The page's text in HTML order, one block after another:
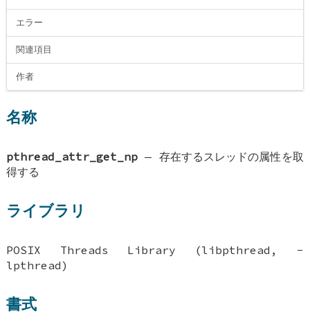
エラー
関連項目
作者
名称
pthread_attr_get_np — 存在するスレッドの属性を取
得する
ライブラリ
POSIX Threads Library (libpthread, -
lpthread)
書式